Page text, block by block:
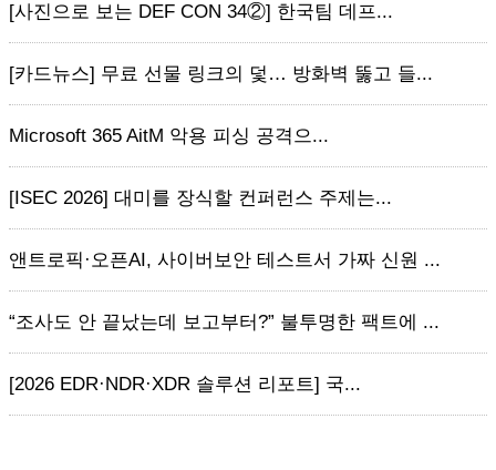
[사진으로 보는 DEF CON 34②] 한국팀 데프...
[카드뉴스] 무료 선물 링크의 덫… 방화벽 뚫고 들...
Microsoft 365 AitM 악용 피싱 공격으...
[ISEC 2026] 대미를 장식할 컨퍼런스 주제는...
앤트로픽·오픈AI, 사이버보안 테스트서 가짜 신원 ...
“조사도 안 끝났는데 보고부터?” 불투명한 팩트에 ...
[2026 EDR·NDR·XDR 솔루션 리포트] 국...